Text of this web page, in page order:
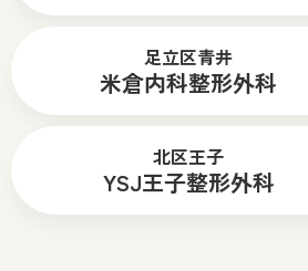
足立区青井
米倉内科整形外科
北区王子
YSJ王子整形外科